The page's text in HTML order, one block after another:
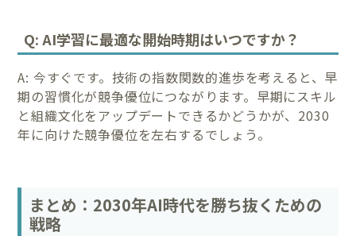
Q: AI学習に最適な開始時期はいつですか？
A: 今すぐです。技術の指数関数的進歩を考えると、早
期の習慣化が競争優位につながります。早期にスキル
と組織文化をアップデートできるかどうかが、2030
年に向けた競争優位を左右するでしょう。
まとめ：2030年AI時代を勝ち抜くための
戦略